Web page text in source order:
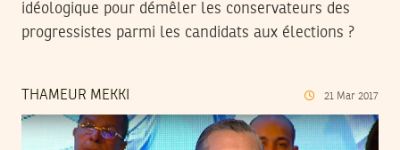
idéologique pour démêler les conservateurs des
progressistes parmi les candidats aux élections ?
THAMEUR MEKKI 21 Mar 2017